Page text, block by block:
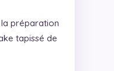
préparation
tapissé de